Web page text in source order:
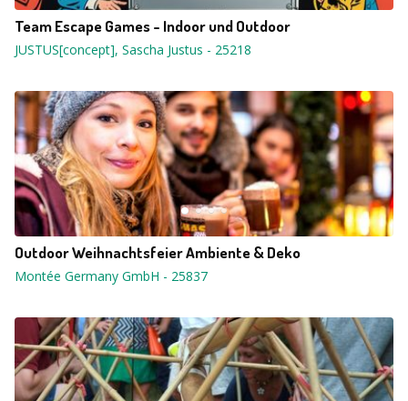
Team Escape Games - Indoor und Outdoor
JUSTUS[concept], Sascha Justus - 25218
Outdoor Weihnachtsfeier Ambiente & Deko
Montée Germany GmbH - 25837